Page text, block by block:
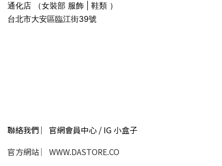
通化店 （女裝部 服飾 | 鞋類 ）
台北市大安區臨江街39號
聯絡我們 ︳官網會員中心 / IG 小盒子
官方網站 ︳WWW.DASTORE.CO